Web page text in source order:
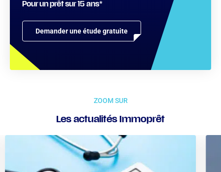
Demander une étude gratuite
Pour un prêt sur 15 ans*
ZOOM SUR
Les actualités Immoprêt